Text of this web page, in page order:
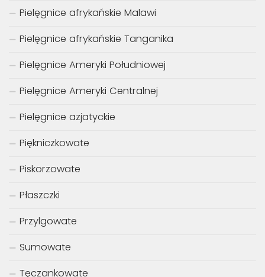
Pielęgnice afrykańskie Malawi
Pielęgnice afrykańskie Tanganika
Pielęgnice Ameryki Południowej
Pielęgnice Ameryki Centralnej
Pielęgnice azjatyckie
Piękniczkowate
Piskorzowate
Płaszczki
Przylgowate
Sumowate
Tęczankowate